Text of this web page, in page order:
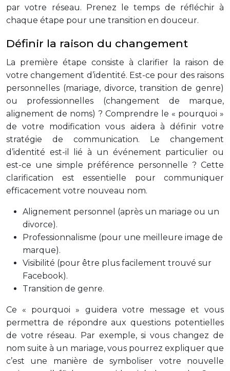
par votre réseau. Prenez le temps de réfléchir à
chaque étape pour une transition en douceur.
Définir la raison du changement
La première étape consiste à clarifier la raison de
votre changement d’identité. Est-ce pour des raisons
personnelles (mariage, divorce, transition de genre)
ou professionnelles (changement de marque,
alignement de noms) ? Comprendre le « pourquoi »
de votre modification vous aidera à définir votre
stratégie de communication. Le changement
d’identité est-il lié à un événement particulier ou
est-ce une simple préférence personnelle ? Cette
clarification est essentielle pour communiquer
efficacement votre nouveau nom.
Alignement personnel (après un mariage ou un
divorce).
Professionnalisme (pour une meilleure image de
marque).
Visibilité (pour être plus facilement trouvé sur
Facebook).
Transition de genre.
Ce « pourquoi » guidera votre message et vous
permettra de répondre aux questions potentielles
de votre réseau. Par exemple, si vous changez de
nom suite à un mariage, vous pourrez expliquer que
c’est une manière de symboliser votre nouvelle